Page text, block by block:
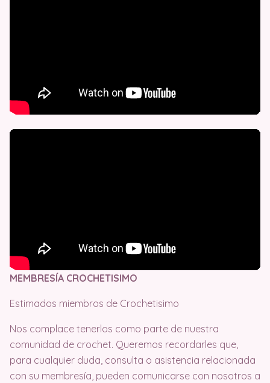
MEMBRESÍA CROCHETISIMO
Estimados miembros de Crochetisimo
Nos complace tenerlos como parte de nuestra
comunidad de crochet. Queremos recordarles que,
para cualquier duda, consulta o asistencia relacionada
con su membresía, pueden comunicarse con nosotros a